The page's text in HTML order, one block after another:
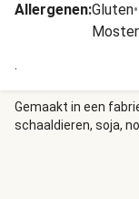
Allergenen:Gluten•
.
Gemaakt in een
schaaldieren, soja,